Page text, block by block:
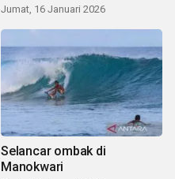
Jumat, 16 Januari 2026
Selancar ombak di
Manokwari